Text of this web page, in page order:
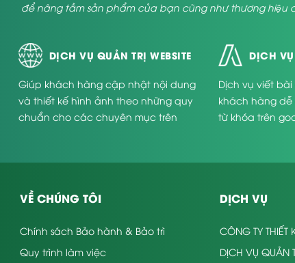
để nâng tầm sản phẩm của bạn cũng như thương hiệu
DỊCH VỤ QUẢN TRỊ WEBSITE
Giúp khách hàng cập nhật nội dung
và thiết kế hình ảnh theo những quy
chuẩn cho các chuyên mục trên
DỊCH
Dịch vụ viết
khách hàng dễ
từ khóa trên
VỀ CHÚNG TÔI
Chính sách Bảo hành & Bảo trì
Quy trình làm việc
DỊCH VỤ
CÔNG TY THIẾT
DỊCH VỤ QUẢN